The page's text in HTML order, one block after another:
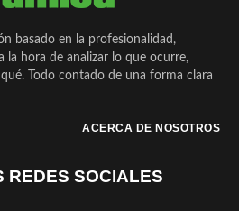
basado en la profesionalidad,
la hora de analizar lo que ocurre,
Todo contado de una forma clara
ACERCA DE NOSOTROS
REDES SOCIALES